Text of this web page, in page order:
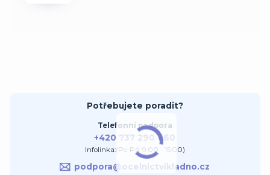
Potřebujete poradit?
Telefonní podpora
+420 737 290 660
Infolinka:(Po-Pá: 9:00 - 15:00)
podpora@ocelnictvikladno.cz